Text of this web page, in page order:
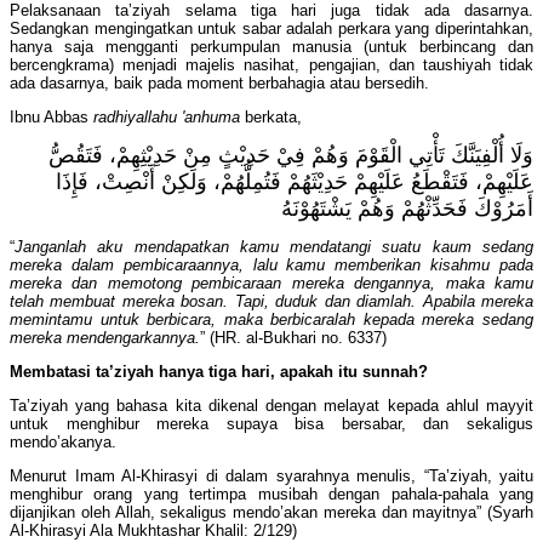
Pelaksanaan ta’ziyah selama tiga hari juga tidak ada dasarnya.
Sedangkan mengingatkan untuk sabar adalah perkara yang diperintahkan,
hanya saja mengganti perkumpulan manusia (untuk berbincang dan
bercengkrama) menjadi majelis nasihat, pengajian, dan taushiyah tidak
ada dasarnya, baik pada moment berbahagia atau bersedih.
Ibnu Abbas radhiyallahu 'anhuma berkata,
وَلَا أُلْفِيَنَّكَ تَأْتِي الْقَوْمَ وَهُمْ فِيْ حَدِيْثٍ مِنْ حَدِيْثِهِمْ، فَتَقُصُّ
عَلَيْهِمْ، فَتَقْطَعُ عَلَيْهِمْ حَدِيْثَهُمْ فَتُمِلُّهُمْ، وَلَكِنْ أَنْصِتْ، فَإِذَا
أَمَرُوْكَ فَحَدِّثْهُمْ وَهُمْ يَشْتَهُوْنَهُ
“Janganlah aku mendapatkan kamu mendatangi suatu kaum sedang
mereka dalam pembicaraannya, lalu kamu memberikan kisahmu pada
mereka dan memotong pembicaraan mereka dengannya, maka kamu
telah membuat mereka bosan. Tapi, duduk dan diamlah. Apabila mereka
memintamu untuk berbicara, maka berbicaralah kepada mereka sedang
mereka mendengarkannya.” (HR. al-Bukhari no. 6337)
Membatasi ta’ziyah hanya tiga hari, apakah itu sunnah?
Ta’ziyah yang bahasa kita dikenal dengan melayat kepada ahlul mayyit
untuk menghibur mereka supaya bisa bersabar, dan sekaligus
mendo’akanya.
Menurut Imam Al-Khirasyi di dalam syarahnya menulis, “Ta’ziyah, yaitu
menghibur orang yang tertimpa musibah dengan pahala-pahala yang
dijanjikan oleh Allah, sekaligus mendo’akan mereka dan mayitnya” (Syarh
Al-Khirasyi Ala Mukhtashar Khalil: 2/129)